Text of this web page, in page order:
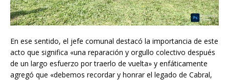
En ese sentido, el jefe comunal destacó la importancia de este
acto que significa «una reparación y orgullo colectivo después
de un largo esfuerzo por traerlo de vuelta» y enfáticamente
agregó que «debemos recordar y honrar el legado de Cabral,